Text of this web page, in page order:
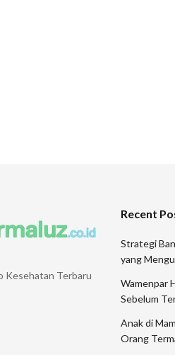
Kesehatan Terbaru
Recent
Strategi
yang
Wamenpar
Sebelum
Anak di
Orang